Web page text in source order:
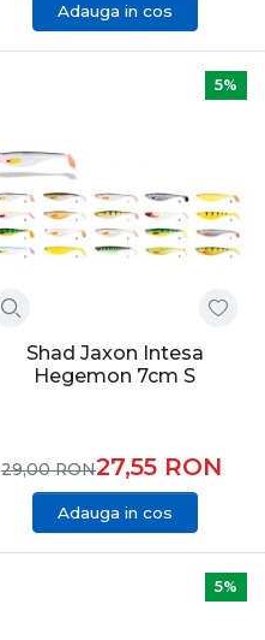
Adauga in cos
5%
Shad Jaxon Intesa
Hegemon 7cm S
27,55 RON
29,00RON
Adauga in cos
5%